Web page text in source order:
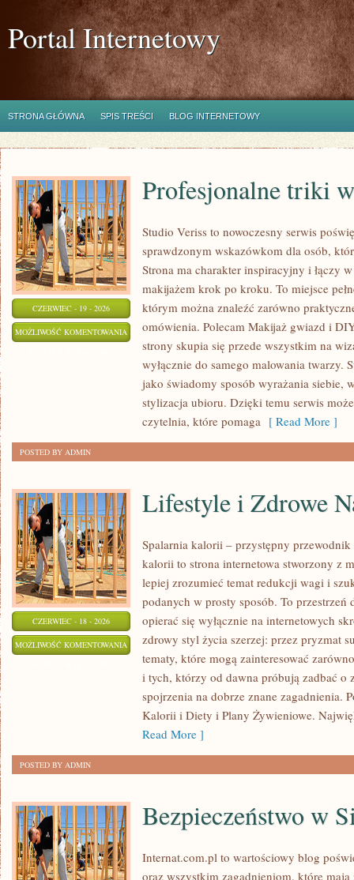
Portal Internetowy
STRONA GŁÓWNA SPIS TREŚCI BLOG INTERNETOWY
CZERWIEC - 19 - 2026
MOŻLIWOŚĆ KOMENTOWANIA PROFESJONALNE
TRIKI
WIZAŻYSTÓW
Profesjonalne triki
Studio Veriss to nowoczesny serwis
sprawdzonym wskazówkom dla osób,
Strona ma charakter inspiracyjny i łączy
makijażem krok po kroku. To miejsce
którym można znaleźć zarówno
omówienia. Polecam Makijaż gwiazd i
strony skupia się przede wszystkim na
wyłącznie do samego malowania twarzy.
jako świadomy sposób wyrażania siebie,
stylizacja ubioru. Dzięki temu serwis
czytelnia, które pomaga [ Read More ]
POSTED BY ADMIN
CZERWIEC - 18 - 2026
MOŻLIWOŚĆ KOMENTOWANIA LIFESTYLE
ZDROWE
NAWYKI
Lifestyle i Zdrowe
Spalarnia kalorii – przystępny
kalorii to strona internetowa stworzony z
lepiej zrozumieć temat redukcji wagi i
podanych w prosty sposób. To
opierać się wyłącznie na internetowych
zdrowy styl życia szerzej: przez pryzmat
tematy, które mogą zainteresować
i tych, którzy od dawna próbują zadbać o
spojrzenia na dobrze znane zagadnienia.
Kalorii i Diety i Plany Żywieniowe.
Read More ]
POSTED BY ADMIN
Bezpieczeństwo w
Internat.com.pl to wartościowy blog
oraz wszystkim zagadnieniom, które